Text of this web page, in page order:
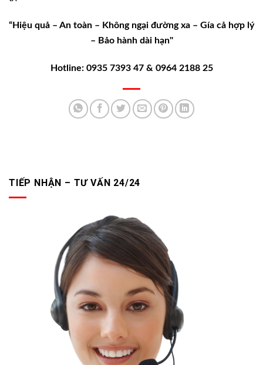
TIẾP NHẬN – TƯ VẤN 24/24
“Hiệu quả – An toàn – Không ngại đường xa – Gía cả hợp lý
– Bảo hành dài hạn"
Hotline: 0935 7393 47 & 0964 2188 25